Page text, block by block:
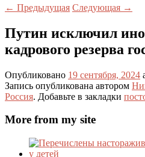
← Предыдущая Следующая →
Путин исключил
кадрового резерва
Опубликовано 19 сентября, 2024
Запись опубликована автором
Россия. Добавьте в закладки
More from my site